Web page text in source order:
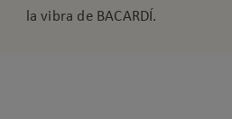
la vibra de BACARDÍ.